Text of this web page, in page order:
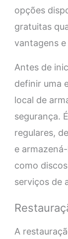
opções
gratuitas
vantagens
Antes de
definir uma
local de
segurança.
regulares,
e
como
serviços de
A